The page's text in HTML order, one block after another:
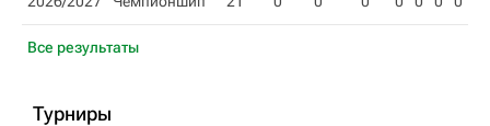
Все результаты
Турниры